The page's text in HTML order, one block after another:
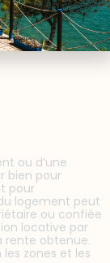
que dans les
les
ou d’une
bien pour
pour
logement peut
ou confiée
locative par
rente obtenue.
les zones et les